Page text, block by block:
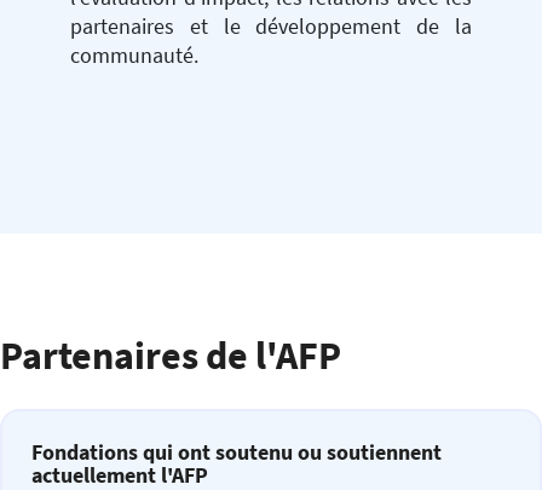
partenaires et le développement de la
communauté.
Partenaires de l'AFP
Fondations qui ont soutenu ou soutiennent
actuellement l'AFP